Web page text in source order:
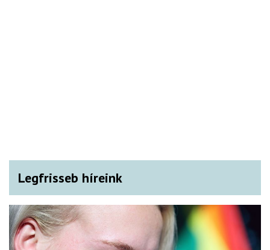
Legfrisseb híreink